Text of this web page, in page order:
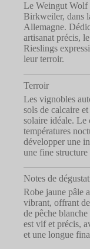
Le Weingut Wolf
Birkweiler, dans
Allemagne.
artisanat précis,
Rieslings
leur terroir.
Terroir
Les vignobles
sols de calcaire
solaire idéale. Le
températures
développer une
une fine structure
Notes de
Robe jaune pâle
vibrant, offrant
de pêche
est vif et précis,
et une longue